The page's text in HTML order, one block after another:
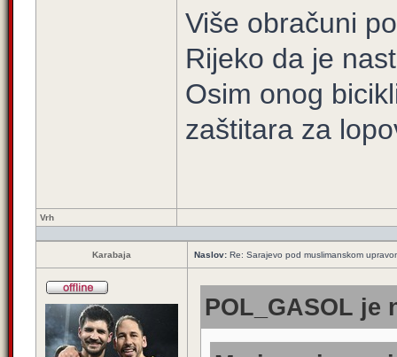
Više obračuni
Rijeko da je
Osim onog
zaštitara za
Vrh
Karabaja Naslov: Re: Sarajevo pod muslimanskom
POL_GASOL je